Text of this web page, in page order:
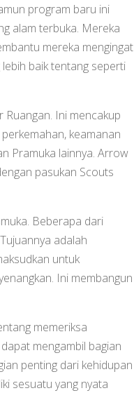
program baru ini
alam terbuka. Mereka
mereka mengingat
baik tentang seperti
Ini mencakup
keamanan
Pramuka lainnya. Arrow
pasukan Scouts
Beberapa dari
adalah
untuk
Ini membangun
memeriksa
mengambil bagian
penting dari kehidupan
sesuatu yang nyata